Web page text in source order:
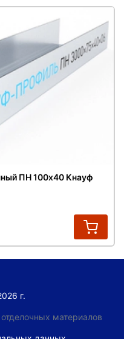
ПН 100х40 Кнауф
г.
материалов